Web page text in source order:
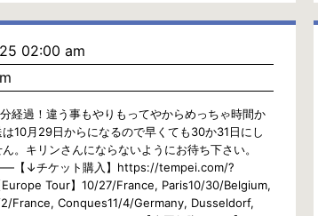
02:00 am
経過！違う事もやりもってやからめっちゃ時間か
10月29日からになるので早くても30か31日にし
。キリンさんにならないようにお待ち下さい。
↓チケット購入】https://tempei.com/?
Tour】10/27/France, Paris10/30/Belgium,
2/France, Conques11/4/Germany, Dusseldorf,